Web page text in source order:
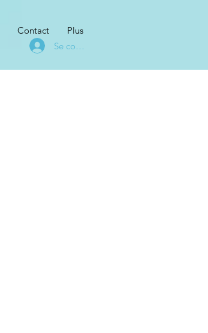
Contact
Plus
Se connecter